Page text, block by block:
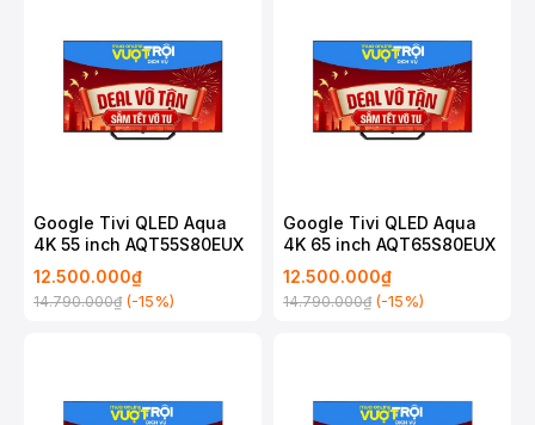
Google Tivi QLED Aqua
4K 55 inch AQT55S80EUX
12.500.000₫
14.790.000₫ (-15%)
Google Tivi QLED Aqua
4K 65 inch AQT65S80EUX
12.500.000₫
14.790.000₫ (-15%)